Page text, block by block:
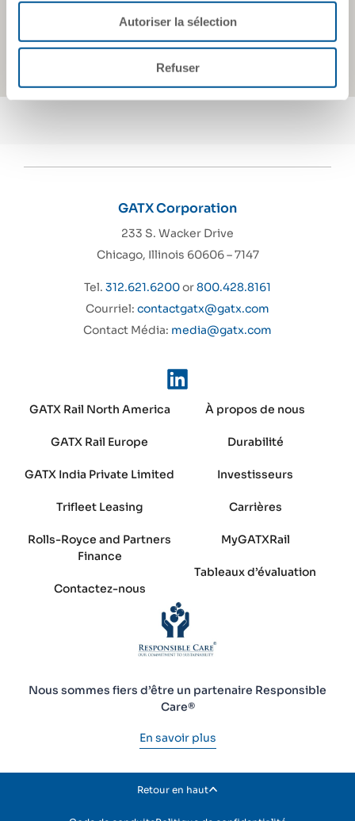
Autoriser la sélection
Refuser
GATX Corporation
233 S. Wacker Drive
Chicago, Illinois 60606 – 7147
Tel. 312.621.6200or800.428.8161
Courriel: contactgatx@gatx.com
Contact Média: media@gatx.com
GATX Rail North America
GATX Rail Europe
GATX India Private Limited
Trifleet Leasing
Rolls-Royce and Partners
Finance
Contactez-nous
À propos de nous
Durabilité
Investisseurs
Carrières
MyGATXRail
Tableaux d’évaluation
Nous sommes fiers d’être un partenaire Responsible
Care®
En savoir plus
Retour en haut